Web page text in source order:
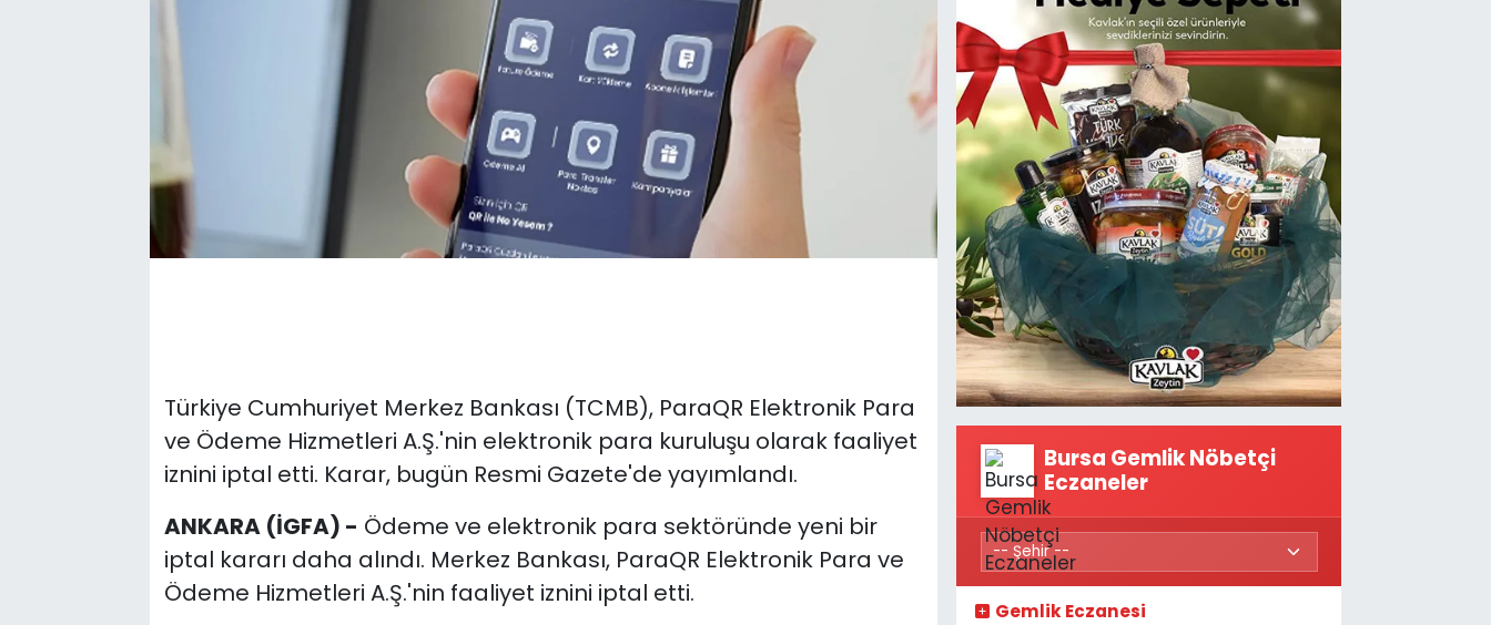
Türkiye Cumhuriyet Merkez Bankası (TCMB), ParaQR Elektronik Para
ve Ödeme Hizmetleri A.Ş.'nin elektronik para kuruluşu olarak faaliyet
iznini iptal etti. Karar, bugün Resmi Gazete'de yayımlandı.
ANKARA (İGFA) - Ödeme ve elektronik para sektöründe yeni bir
iptal kararı daha alındı. Merkez Bankası, ParaQR Elektronik Para ve
Ödeme Hizmetleri A.Ş.'nin faaliyet iznini iptal etti.
Bursa Gemlik Nöbetçi
Eczaneler
Gemlik Eczanesi